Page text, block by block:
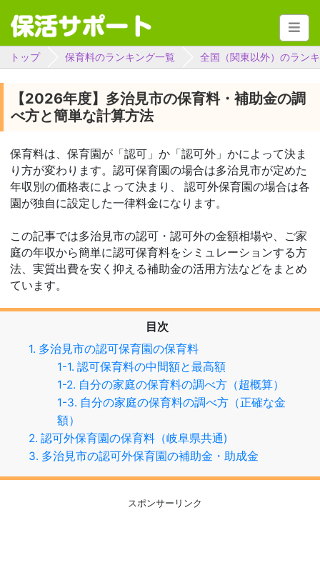
トップ 保育料のランキング一覧 全国（関東以外）のラン
【2026年度】多治見市の保育料・補助金の調
べ方と簡単な計算方法
保育料は、保育園が「認可」か「認可外」かによって決ま
り方が変わります。認可保育園の場合は多治見市が定めた
年収別の価格表によって決まり、 認可外保育園の場合は各
園が独自に設定した一律料金になります。
この記事では多治見市の認可・認可外の金額相場や、ご家
庭の年収から簡単に認可保育料をシミュレーションする方
法、実質出費を安く抑える補助金の活用方法などをまとめ
ています。
目次
1. 多治見市の認可保育園の保育料
1-1. 認可保育料の中間額と最高額
1-2. 自分の家庭の保育料の調べ方（超概算）
1-3. 自分の家庭の保育料の調べ方（正確な金
額）
2. 認可外保育園の保育料（岐阜県共通)
3. 多治見市の認可外保育園の補助金・助成金
スポンサーリンク